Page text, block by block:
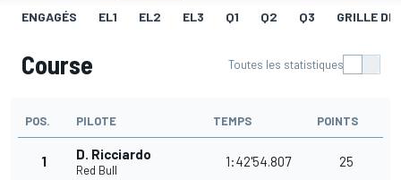
ENGAGÉS EL1 EL2 EL3 Q1 Q2 Q3 GRILLE DE
Course Toutes les statistiques
POS. PILOTE TEMPS POINTS
1 D. Ricciardo
Red Bull
1:42'54.807 25